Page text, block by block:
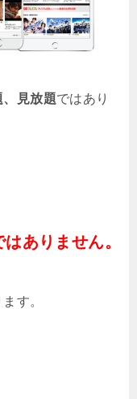
見放題ではあり
ありません。
す。